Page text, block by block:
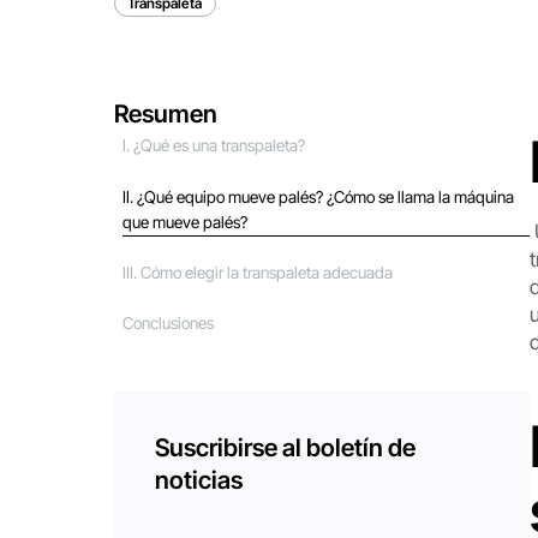
Transpaleta
Resumen
Ⅰ. ¿Qué es una transpaleta?
Ⅱ. ¿Qué equipo mueve palés? ¿Cómo se llama la máquina
que mueve palés?
III. Cómo elegir la transpaleta adecuada
Conclusiones
Suscribirse al boletín de
noticias